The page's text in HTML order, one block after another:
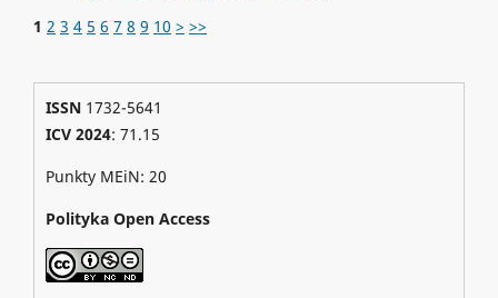
1 2 3 4 5 6 7 8 9 10 > >>
ISSN1732-5641
ICV 2024: 71.15
Punkty MEiN: 20
Polityka Open Access